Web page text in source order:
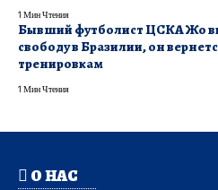
1 Мин Чтения
Бывший футболист ЦСКА Жо
свободу в Бразилии, он
тренировкам
1 Мин Чтения
О НАС